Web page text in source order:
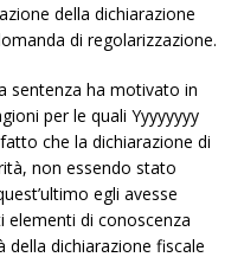
della dichiarazione
di regolarizzazione.
sentenza ha motivato in
per le quali Yyyyyyyy
che la dichiarazione di
non essendo stato
egli avesse
elementi di conoscenza
della dichiarazione fiscale